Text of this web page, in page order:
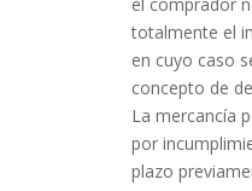
totalmente el
en cuyo caso
concepto de
La mercancía
por
plazo